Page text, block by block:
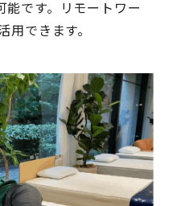
です。リモートワー
用できます。